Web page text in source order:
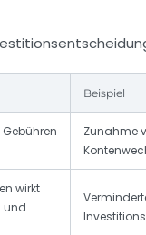
Beispiel
Zunahme
wirkt
und